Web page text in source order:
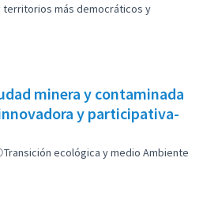
territorios más democráticos y
minera y contaminada
y participativa-
Transición ecológica y medio Ambiente